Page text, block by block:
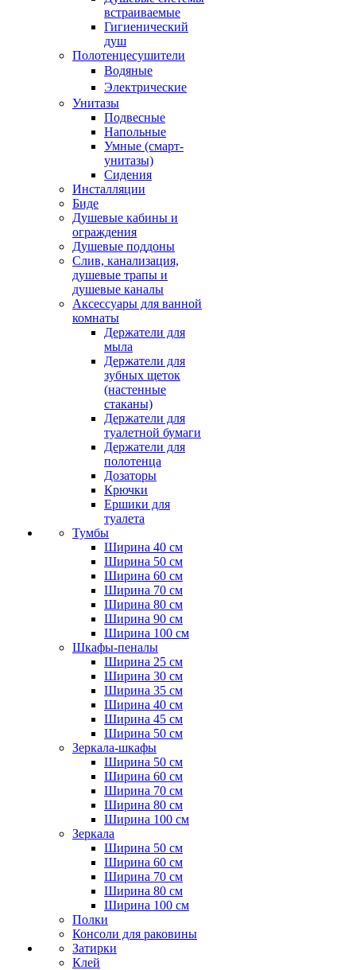
встраиваемые
Гигиенический
душ
Полотенцесушители
ㅤВодяные
ㅤЭлектрические
Унитазы
Подвесные
Напольные
Умные (смарт-
унитазы)
Сидения
Инсталляции
Биде
Душевые кабины и
ограждения
Душевые поддоны
Слив, канализация,
душевые трапы и
душевые каналы
Аксессуары для ванной
комнаты
Держатели для
мыла
Держатели для
зубных щеток
(настенные
стаканы)
Держатели для
туалетной бумаги
Держатели для
полотенца
Дозаторы
Крючки
Ершики для
туалета
Тумбы
Ширина 40 см
Ширина 50 см
Ширина 60 см
Ширина 70 см
Ширина 80 см
Ширина 90 см
Ширина 100 см
Шкафы-пеналы
Ширина 25 см
Ширина 30 см
Ширина 35 см
Ширина 40 см
Ширина 45 см
Ширина 50 см
Зеркала-шкафы
Ширина 50 см
Ширина 60 см
Ширина 70 см
Ширина 80 см
Ширина 100 см
Зеркала
Ширина 50 см
Ширина 60 см
Ширина 70 см
Ширина 80 см
Ширина 100 см
Полки
Консоли для раковины
Затирки
Клей